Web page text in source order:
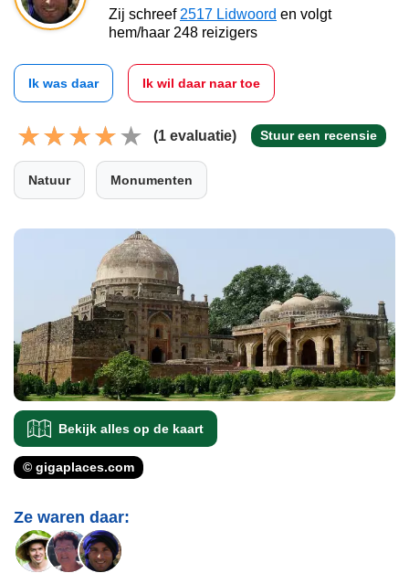
Zij schreef 2517 Lidwoord en volgt
hem/haar 248 reizigers
Ik was daar Ik wil daar naar toe
(1 evaluatie) Stuur een recensie
Natuur Monumenten
Bekijk alles op de kaart
© gigaplaces.com
Ze waren daar: